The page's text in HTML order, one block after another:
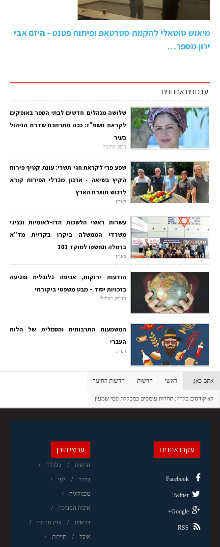
מיאוש טוטאלי להקמת סטרטאפ ופיתוח פטנט - היזם אבי
ירון מספר…
עדכונים אחרונים
שלושה מנהלים חדשים לבתי הספר באופקים
לקראת תשפ"ז: ככה מתרחבת שדרת הניהול
בעיר
דופק החינוך
שפע פרי לקראת חגי תשרי: עונת קטיף פירות
הקיץ בשיאה - ארגון מגדלי הפירות קורא
לרכוש תוצרת הארץ
בארץ
עשרות ראשי הלשכות הדו-לאומיות ונציגי
משרדי הממשלה ביקרו בקריית מד"א
ברמלה ונחשפו למוקד 101
בארץ
הודעות ירוקות, אכיפה גלובלית ופגיעה
בזכויות יסוד – מבט משפטי ביקורתי
הדופק הפלילי
המשמעות התרבותית והסמלית של הלוח
העברי
דעות
אתם כאן: ראשי חדשות חדשות החינוך
לא קורסים בלחץ: תחרות עומסים במכללת סמי שמעון
ערוצי תוכן
חדשות כלכלה
בידור יופי
טכנולוגיה
איכות הסביבה
בריאות צדק חברתי
אוכל תיירות
עקבו אחרינו
Facebook
Twitter
Google+
RSS